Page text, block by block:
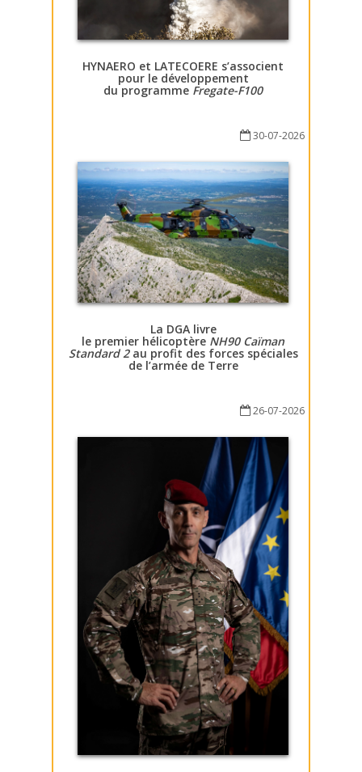
HYNAERO et LATECOERE s’associent
pour le développement
du programme Fregate-F100
30-07-2026
La DGA livre
le premier hélicoptère NH90 Caïman
Standard 2au profit des forces spéciales
de l’armée de Terre
26-07-2026